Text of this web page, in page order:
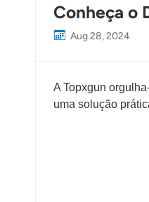
Conheça o
Aug 28, 2024
A Topxgun
uma solução